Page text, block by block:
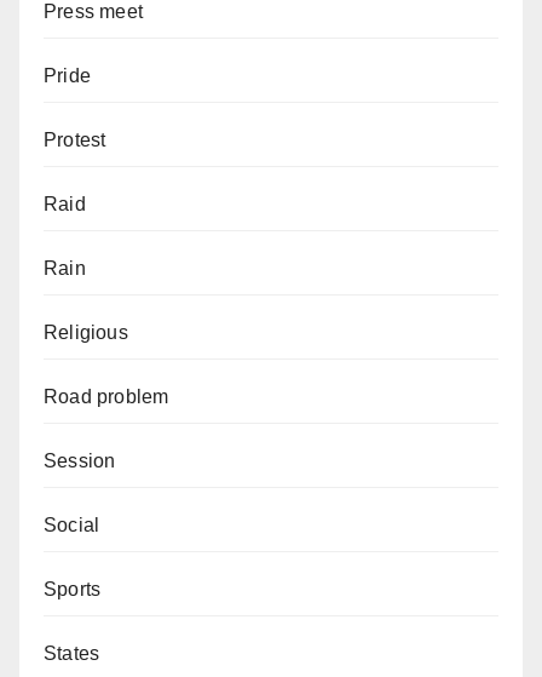
Press meet
Pride
Protest
Raid
Rain
Religious
Road problem
Session
Social
Sports
States